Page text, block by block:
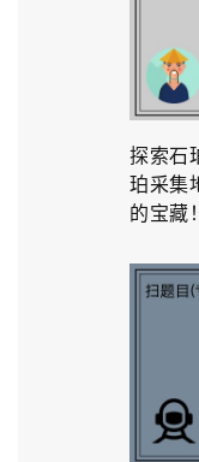
探索石
珀采集
的宝藏